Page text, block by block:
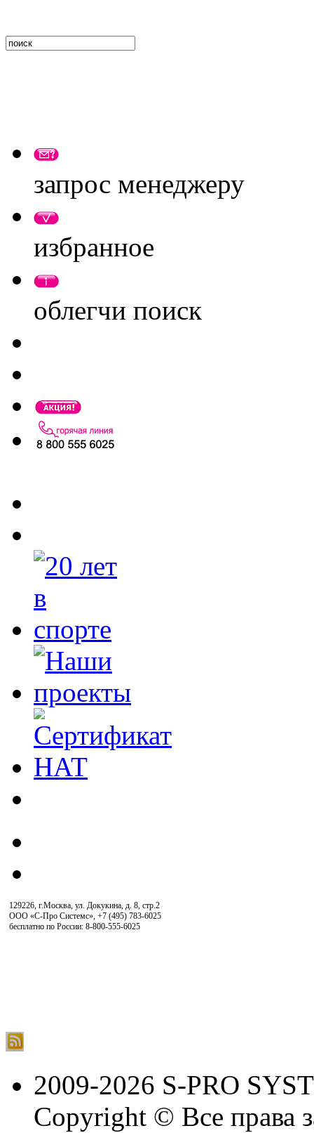
запрос менеджеру
избранное
облегчи поиск
129226, г.Москва, ул. Докукина, д. 8, стр.2
ООО «С-Про Системс», +7 (495) 783-6025
бесплатно по России: 8-800-555-6025
2009-2026 S-PRO
Copyright © Все права